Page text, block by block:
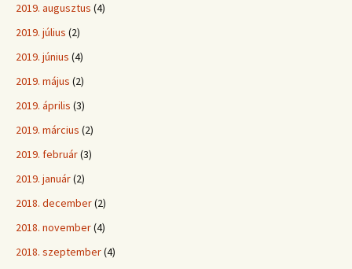
2019. augusztus (4)
2019. július (2)
2019. június (4)
2019. május (2)
2019. április (3)
2019. március (2)
2019. február(3)
2019. január(2)
2018. december(2)
2018. november(4)
2018. szeptember(4)